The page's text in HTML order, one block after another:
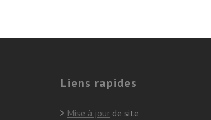
Liens rapides
Mise à jour de site